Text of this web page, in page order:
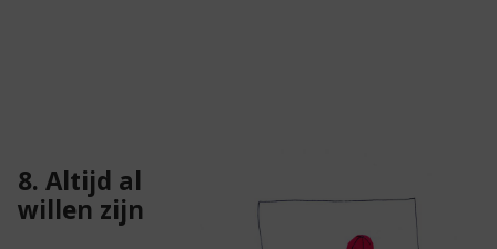
8. Altijd al
willen zijn